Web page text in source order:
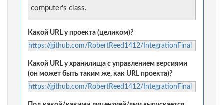
computer's class.
Какой URL у проекта (целиком)?
https://github.com/RobertReed1412/IntegrationFinal
Какой URL у хранилища с управлением версиями
(он может быть таким же, как URL проекта)?
https://github.com/RobertReed1412/IntegrationFinal